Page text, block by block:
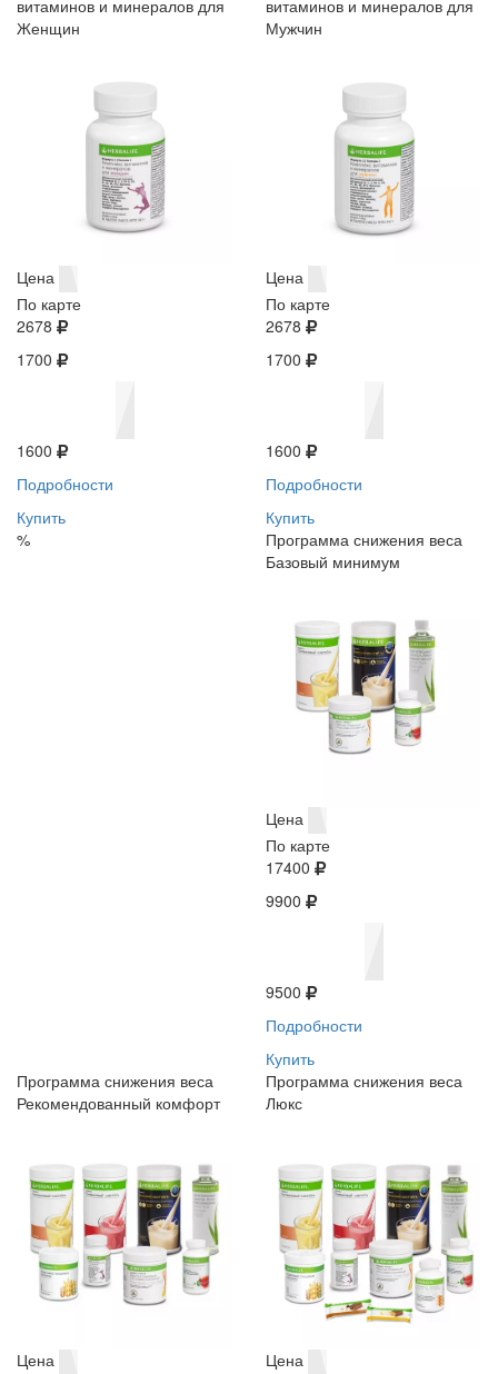
витаминов и минералов для
Женщин
Цена
По карте
2678
1700
1600
Подробности
Купить
%
витаминов и минералов для
Мужчин
Цена
По карте
2678
1700
1600
Подробности
Купить
Программа снижения веса
Базовый минимум
Цена
По карте
17400
9900
9500
Подробности
Купить
Программа снижения веса
Рекомендованный комфорт
Цена
Программа снижения веса
Люкс
Цена